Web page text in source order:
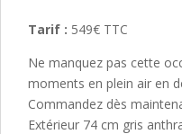
Tarif : 549€ TTC
Ne manquez pas cette
moments en plein air en
Commandez dès
Extérieur 74 cm gris